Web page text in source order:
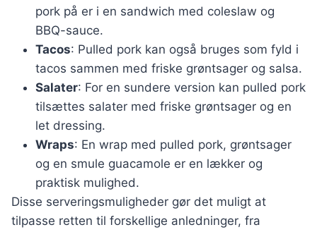
pork på er i en sandwich med coleslaw og
BBQ-sauce.
Tacos: Pulled pork kan også bruges som fyld i
tacos sammen med friske grøntsager og salsa.
Salater: For en sundere version kan pulled pork
tilsættes salater med friske grøntsager og en
let dressing.
Wraps: En wrap med pulled pork, grøntsager
og en smule guacamole er en lækker og
praktisk mulighed.
Disse serveringsmuligheder gør det muligt at
tilpasse retten til forskellige anledninger, fra